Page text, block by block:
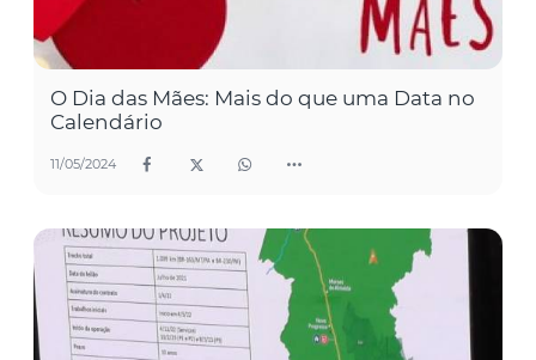
O Dia das Mães: Mais do que uma Data no
Calendário
11/05/2024